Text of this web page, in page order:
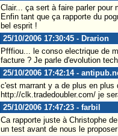
Clair... ça sert à faire parler pour
Enfin tant que ça rapporte du
bel esprit !
25/10/2006 17:30:45 - Drarion
Pfffiou... le conso electrique de
facture ? Je parle d'evolution
25/10/2006 17:42:14 -
c'est marrant y a de plus en plus
http://clk.tradedoubler.com/ je
25/10/2006 17:47:23 - farbil
Ca rapporte juste à Christophe
un test avant de nous le